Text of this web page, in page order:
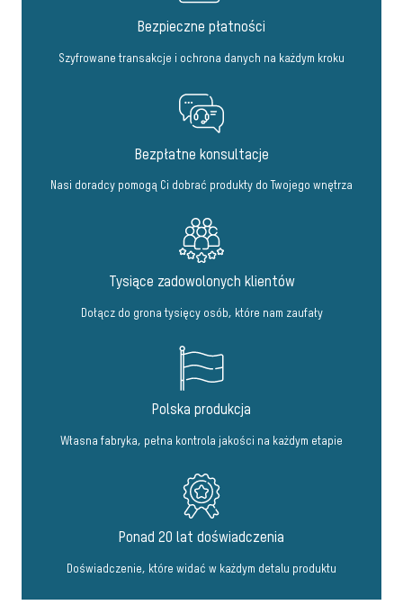
Bezpieczne płatności
Szyfrowane transakcje i ochrona danych na każdym kroku
Bezpłatne konsultacje
Nasi doradcy pomogą Ci dobrać produkty do Twojego wnętrza
Tysiące zadowolonych klientów
Dołącz do grona tysięcy osób, które nam zaufały
Polska produkcja
Własna fabryka, pełna kontrola jakości na każdym etapie
Ponad 20 lat doświadczenia
Doświadczenie, które widać w każdym detalu produktu